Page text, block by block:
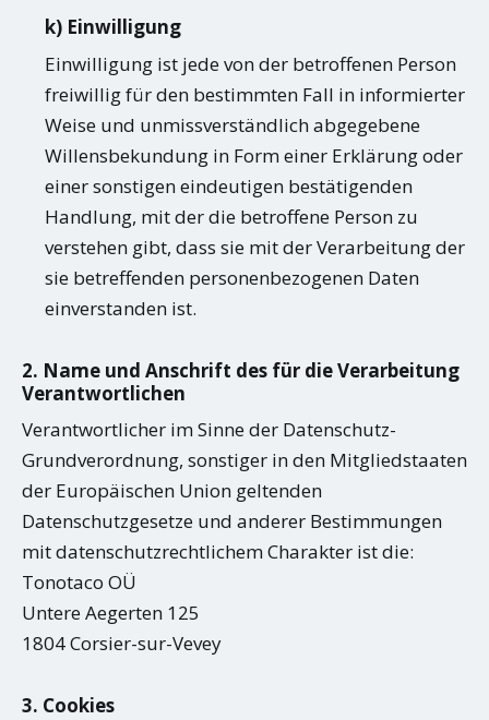
k) Einwilligung
Einwilligung ist jede von der betroffenen Person
freiwillig für den bestimmten Fall in informierter
Weise und unmissverständlich abgegebene
Willensbekundung in Form einer Erklärung oder
einer sonstigen eindeutigen bestätigenden
Handlung, mit der die betroffene Person zu
verstehen gibt, dass sie mit der Verarbeitung der
sie betreffenden personenbezogenen Daten
einverstanden ist.
2. Name und Anschrift des für die Verarbeitung
Verantwortlichen
Verantwortlicher im Sinne der Datenschutz-
Grundverordnung, sonstiger in den Mitgliedstaaten
der Europäischen Union geltenden
Datenschutzgesetze und anderer Bestimmungen
mit datenschutzrechtlichem Charakter ist die:
Tonotaco OÜ
Untere Aegerten 125
1804 Corsier-sur-Vevey
3. Cookies